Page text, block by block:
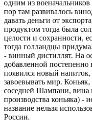
одним из
пор там развивалось
давать деньги от
продуктом тогда была
целости и сохранности,
тогда голландцы
- винный дистиллят. На
добавленной
появился новый
завоевывать мир.
соседней Шампани, вина
производства коньяка) -
название нельзя
России.